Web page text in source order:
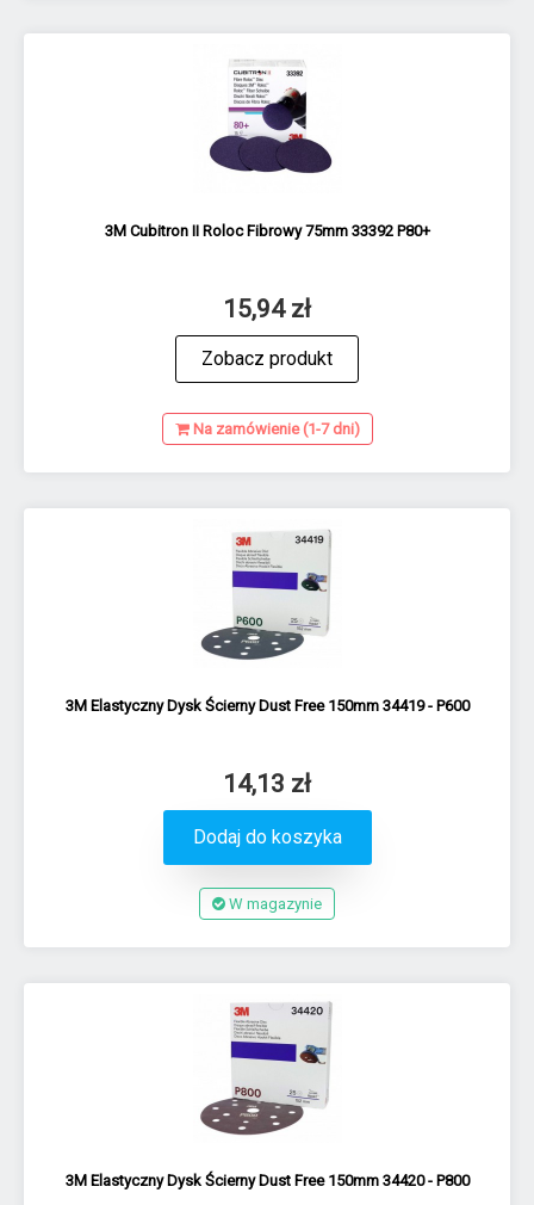
3M Cubitron II Roloc Fibrowy 75mm 33392 P80+
15,94 zł
Zobacz produkt
Na zamówienie (1-7 dni)
3M Elastyczny Dysk Ścierny Dust Free 150mm 34419 - P600
14,13 zł
Dodaj do koszyka
W magazynie
3M Elastyczny Dysk Ścierny Dust Free 150mm 34420 - P800